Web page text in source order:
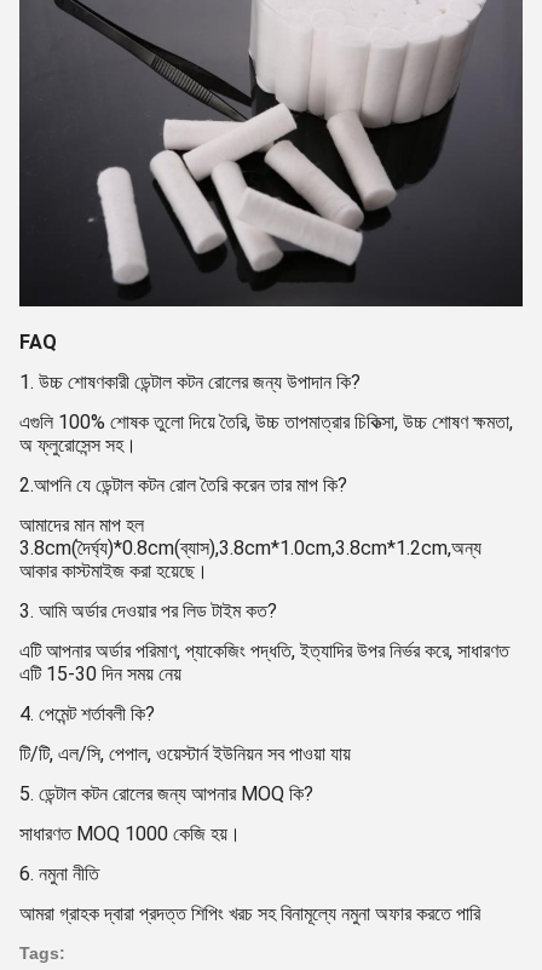
FAQ
1. উচ্চ শোষণকারী ডেন্টাল কটন রোলের জন্য উপাদান কি?
এগুলি 100% শোষক তুলো দিয়ে তৈরি, উচ্চ তাপমাত্রার চিকিত্সা, উচ্চ শোষণ ক্ষমতা,
অ ফ্লুরোসেন্স সহ।
2.আপনি যে ডেন্টাল কটন রোল তৈরি করেন তার মাপ কি?
আমাদের মান মাপ হল
3.8cm(দৈর্ঘ্য)*0.8cm(ব্যাস),3.8cm*1.0cm,3.8cm*1.2cm,অন্য
আকার কাস্টমাইজ করা হয়েছে।
3. আমি অর্ডার দেওয়ার পর লিড টাইম কত?
এটি আপনার অর্ডার পরিমাণ, প্যাকেজিং পদ্ধতি, ইত্যাদির উপর নির্ভর করে, সাধারণত
এটি 15-30 দিন সময় নেয়
4. পেমেন্ট শর্তাবলী কি?
টি/টি, এল/সি, পেপাল, ওয়েস্টার্ন ইউনিয়ন সব পাওয়া যায়
5. ডেন্টাল কটন রোলের জন্য আপনার MOQ কি?
সাধারণত MOQ 1000 কেজি হয়।
6. নমুনা নীতি
আমরা গ্রাহক দ্বারা প্রদত্ত শিপিং খরচ সহ বিনামূল্যে নমুনা অফার করতে পারি
Tags: